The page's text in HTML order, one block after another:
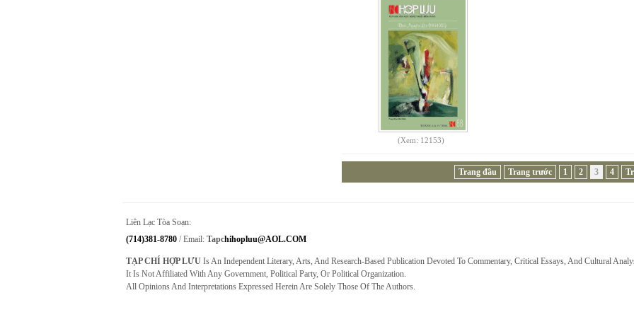
(Xem: 12153)
Trang đầu Trang trước 1 2 3 4
Liên Lạc Tòa Soạn:
(714)381-8780 / Email: TapcHihopluu@AOL.COM
TẠP CHÍ HỢP LƯU Is An Independent Literary, Arts, And Research-Based Publication Devoted To Commentary, Critical Essays, And Cultural
It Is Not Affiliated With Any Government, Political Party, Or Political Organization.
All Opinions And Interpretations Expressed Herein Are Solely Those Of The Authors.